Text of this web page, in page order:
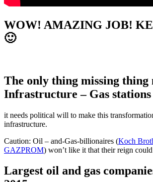
WOW! AMAZING JOB!
🙂
The only thing missing thing
Infrastructure – Gas stations
it needs political will to make this
infrastructure.
Caution: Oil – and-Gas-billionaires (Koch
GAZPROM) won’t like it that their reign
Largest oil and gas